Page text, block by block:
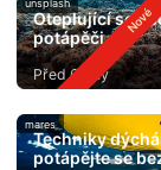
unsplash
Oteplující se
potápěči
Před 6 dny
mares
Techniky
potápějte se